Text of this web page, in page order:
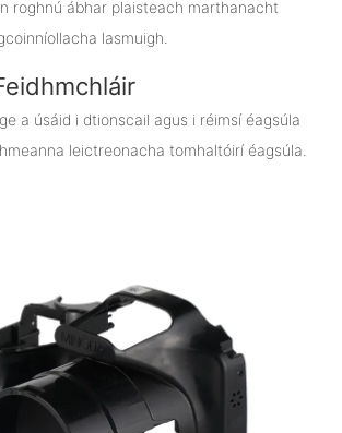
roghnú ábhar plaisteach marthanacht
lasmuigh.
a úsáid i dtionscail agus i réimsí éagsúla
leictreonacha tomhaltóirí éagsúla.